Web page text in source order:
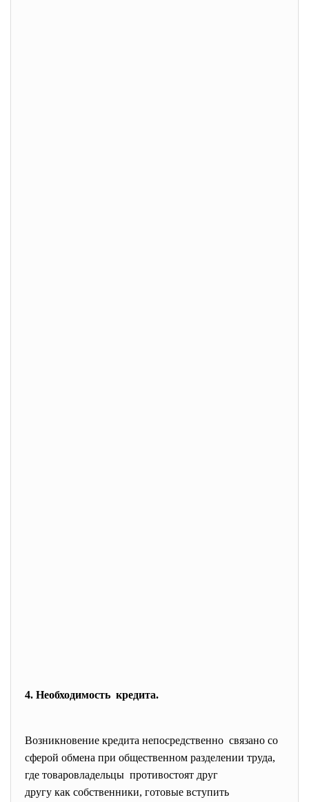
4. Необходимость кредита.
Возникновение кредита непосредственно связано со
сферой обмена при общественном разделении труда,
где товаровладельцы противостоят друг
другу как собственники, готовые вступить